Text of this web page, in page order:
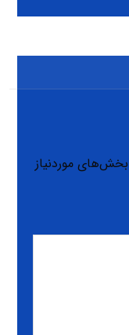
بخش‌های موردنیاز